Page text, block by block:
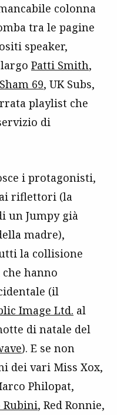
colonna
tra le pagine
speaker,
Patti Smith,
Sham 69, UK Subs,
playlist che
di
i protagonisti,
riflettori (la
un Jumpy già
madre),
la collisione
hanno
(il
Image Ltd. al
di natale del
). E se non
dei vari Miss Xox,
Philopat,
Rubini, Red Ronnie,